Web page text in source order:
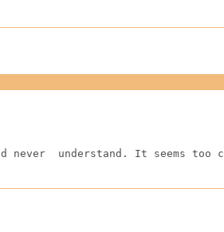
understand. It seems